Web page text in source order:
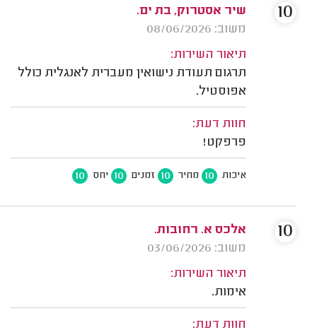
שיר אסטרוק, בת ים.
משוב: 08/06/2026
תיאור השירות:
תרגום תעודת נישואין מעברית לאנגלית כולל
אפוסטיל.
חוות דעת:
פרפקט!
איכות 10 מחיר 10 זמנים 10 יחס 10
10
אלכס א. רחובות.
משוב: 03/06/2026
תיאור השירות:
אימות.
חוות דעת:
10